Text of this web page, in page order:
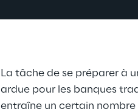
La tâche de se préparer à
ardue pour les banques
entraîne un certain